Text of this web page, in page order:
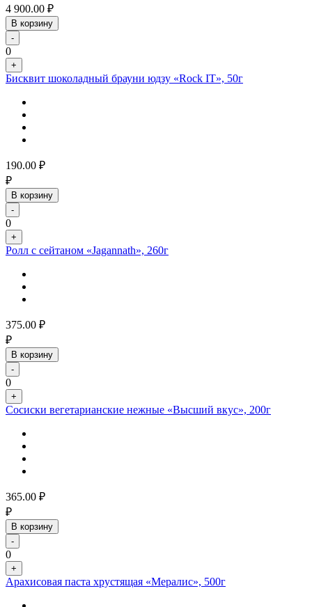
4 900.00 ₽
В корзину
-
0
+
Бисквит шоколадный брауни юдзу «Rock IT», 50г
190.00 ₽
₽
В корзину
-
0
+
Ролл с сейтаном «Jagannath», 260г
375.00 ₽
₽
В корзину
-
0
+
Сосиски вегетарианские нежные «Высший вкус», 200г
365.00 ₽
₽
В корзину
-
0
+
Арахисовая паста хрустящая «Мералис», 500г